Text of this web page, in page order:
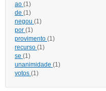
ao (1)
de (1)
negou (1)
por (1)
provimento (1)
recurso (1)
se (1)
unanimidade (1)
votos (1)